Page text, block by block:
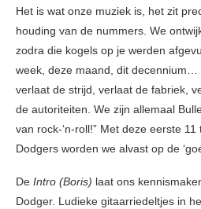
Het is wat onze muziek is, het zit
houding van de nummers. We
zodra die kogels op je werden
week, deze maand, dit decennium…
verlaat de strijd, verlaat de fabriek,
de autoriteiten. We zijn allemaal
van rock-‘n-roll!” Met deze eerste
Dodgers worden we alvast op de
De Intro (Boris) laat ons
Dodger. Ludieke gitaarriedeltjes in